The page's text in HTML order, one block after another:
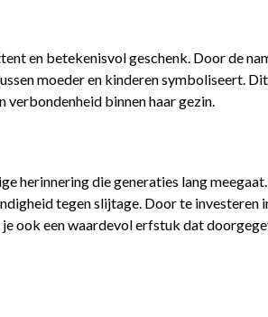
en betekenisvol geschenk. Door de
moeder en kinderen symboliseert. Dit
verbondenheid binnen haar gezin.
herinnering die generaties lang
tegen slijtage. Door te investeren
ook een waardevol erfstuk dat